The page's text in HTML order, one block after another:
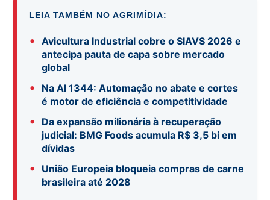
LEIA TAMBÉM NO AGRIMÍDIA:
•
Avicultura Industrial cobre o SIAVS 2026 e
antecipa pauta de capa sobre mercado
global
•
Na AI 1344: Automação no abate e cortes
é motor de eficiência e competitividade
•
Da expansão milionária à recuperação
judicial: BMG Foods acumula R$ 3,5 bi em
dívidas
•
União Europeia bloqueia compras de carne
brasileira até 2028